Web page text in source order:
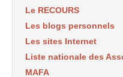
Le RECOURS
Les blogs personnels
Les sites Internet
Liste nationale des
MAFA